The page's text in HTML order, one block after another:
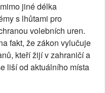
jiné délka
s lhůtami pro
volebních uren.
fakt, že zákon vylučuje
kteří žijí v zahraničí a
liší od aktuálního místa